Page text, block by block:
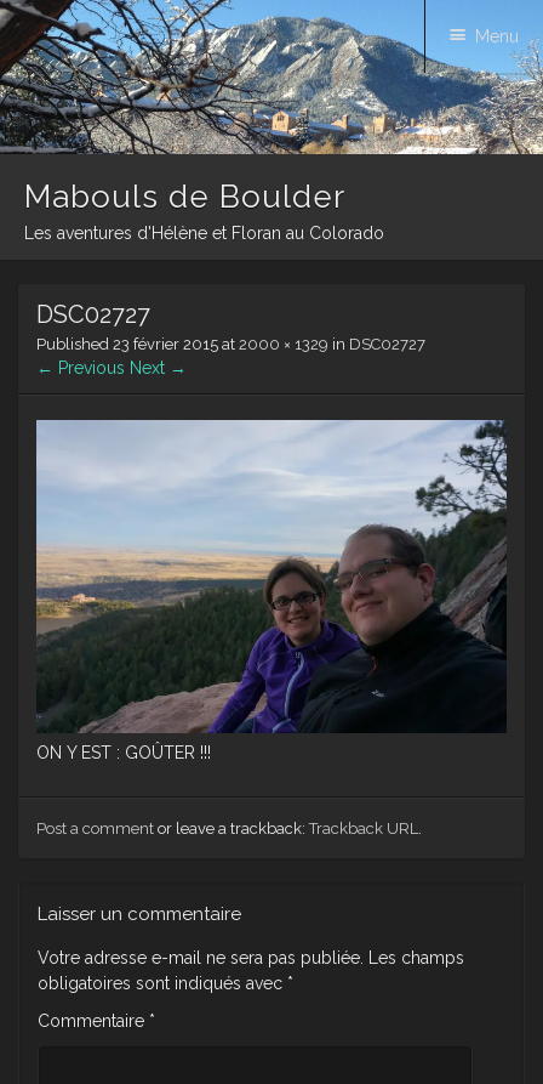
Mabouls de Boulder
Les aventures d'Hélène et Floran au Colorado
Menu
content
DSC02727
Published 23 février 2015 at 2000 × 1329 in DSC02727
← Previous Next →
ON Y EST : GOÛTER !!!
Post a comment or leave a trackback:Trackback URL
Laisser un commentaire
Votre adresse e-mail ne sera pas publiée. Les champs
obligatoires sont indiqués avec *
Commentaire *